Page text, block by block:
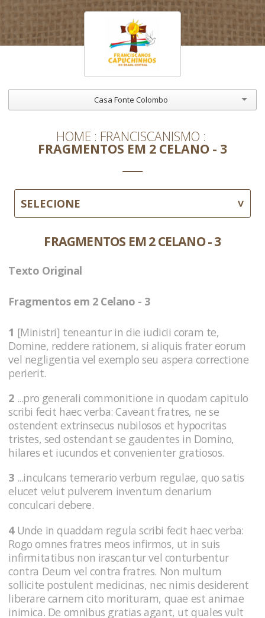
Casa Fonte Colombo
HOME FRANCISCANISMO
FRAGMENTOS EM 2 CELANO - 3
SELECIONE
FRAGMENTOS EM 2 CELANO - 3
Texto Original
Fragmentos em 2 Celano - 3
1 [Ministri] teneantur in die iudicii coram te,
Domine, reddere rationem, si aliquis frater eorum
vel negligentia vel exemplo seu aspera correctione
perierit.
2 ...pro generali commonitione in quodam capitulo
scribi fecit haec verba: Caveant fratres, ne se
ostendent extrinsecus nubilosos et hypocritas
tristes, sed ostendant se gaudentes in Domino,
hilares et iucundos et convenienter gratiosos.
3 ...inculcans temerario verbum regulae, quo satis
elucet velut pulverem inventum denarium
conculcari debere.
4Unde in quaddam regula scribi fecit haec verba:
Rogo omnes fratres meos infirmos, ut in suis
infirmitatibus non irascantur vel conturbentur
contra Deum vel contra fratres. Non multum
sollicite postulent medicinas, nec nimis desiderent
liberare carnem cito morituram, quae est animae
inimica. De omnibus gratias agant, ut quales vult